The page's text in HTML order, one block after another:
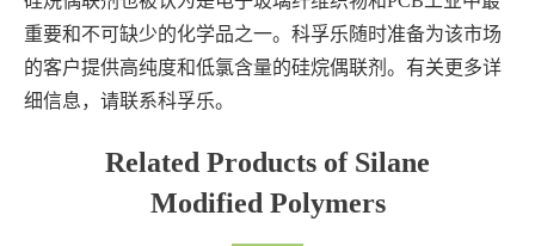
重要和不可缺少的化学品之一。科孚乐随时准备为该市场
的客户提供高纯度和低氯含量的硅烷偶联剂。有关更多详
细信息，请联系科孚乐。
Related Products of Silane
Modified Polymers